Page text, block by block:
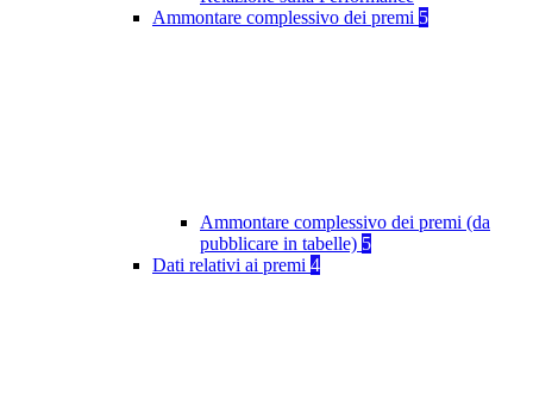
Ammontare complessivo dei premi 5
Ammontare complessivo dei premi (da
pubblicare in tabelle) 5
Dati relativi ai premi 4